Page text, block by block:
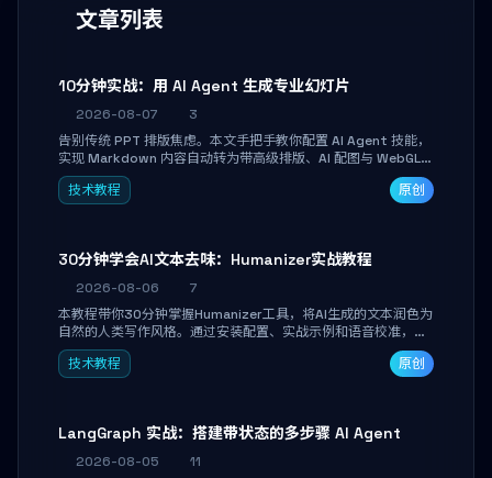
文章列表
10分钟实战：用 AI Agent 生成专业幻灯片
2026-08-07
3
告别传统 PPT 排版焦虑。本文手把手教你配置 AI Agent 技能，
实现 Markdown 内容自动转为带高级排版、AI 配图与 WebGL
运行时的 HTML 幻灯片。只需专注内容，10 分钟即可产出可投
屏的专业级演示文稿。
技术教程 原创
30分钟学会AI文本去味：Humanizer实战教程
2026-08-06
7
本教程带你30分钟掌握Humanizer工具，将AI生成的文本润色为
自然的人类写作风格。通过安装配置、实战示例和语音校准，让
你的内容告别AI痕迹，匹配个人写作习惯，适合内容创作者和技
术博主。
技术教程 原创
LangGraph 实战：搭建带状态的多步骤 AI Agent
2026-08-05
11